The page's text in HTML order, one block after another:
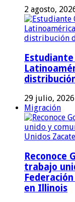
2 agosto,
29 julio, 2026
Migración
Reconoce
trabajo
en Illinois